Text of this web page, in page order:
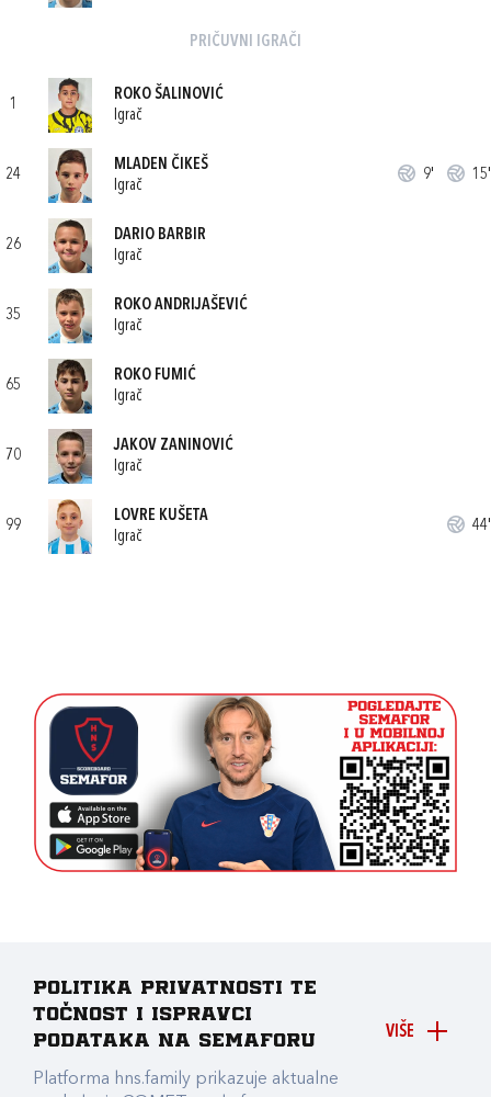
PRIČUVNI IGRAČI
1
ROKO ŠALINOVIĆ
Igrač
24
MLADEN ČIKEŠ
Igrač
9' 15'
26
DARIO BARBIR
Igrač
35
ROKO ANDRIJAŠEVIĆ
Igrač
65
ROKO FUMIĆ
Igrač
70
JAKOV ZANINOVIĆ
Igrač
99
LOVRE KUŠETA
Igrač
44'
VIŠE
Politika privatnosti te
točnost i ispravci
podataka na Semaforu
Platforma hns.family prikazuje aktualne